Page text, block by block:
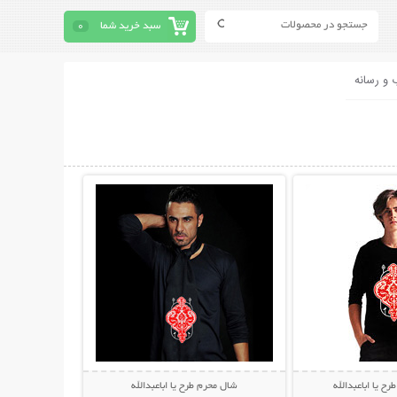
سبد خرید شما 0
و رسانه
یا اباعبدالله شال محرم طرح یا اباعبدالله